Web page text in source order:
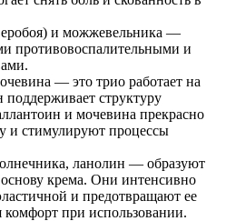
и можжевельника —
противовоспалительными и
— это трио работает на
поддерживает структуру
и мочевина прекрасно
и стимулируют процессы
ланолин — образуют
крема. Они интенсивно
и предотвращают ее
комфорт при использовании.